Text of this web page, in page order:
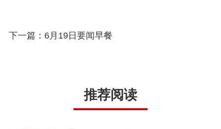
下一篇：6月19日要闻早餐
推荐阅读